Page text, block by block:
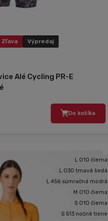
Zľava Výpredaj
Alé Cycling PR-E
Do košíka
L 010 čierna
L 030 tmavá šedá
L 456 súmračná modrá
M 010 čierna
S 010 čierna
S 513 nočné tiene